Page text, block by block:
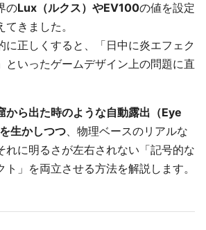
のLux（ルクス）やEV100の値を設定
きました。
に正しくすると、「日中に炎エフェク
といったゲームデザイン上の問題に直
から出た時のような自動露出（Eye
生かしつつ、物理ベースのリアルな
れに明るさが左右されない「記号的な
」を両立させる方法を解説します。